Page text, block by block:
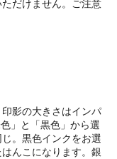
だけません。ご注意
影の大きさはインパ
」と「黒色」から選
。黒色インクをお選
んこになります。銀